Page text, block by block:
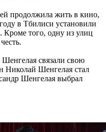
продолжила жить в кино,
в Тбилиси установили
того, одну из улиц
связали свою
Николай Шенгелая стал
Шенгелая выбрал